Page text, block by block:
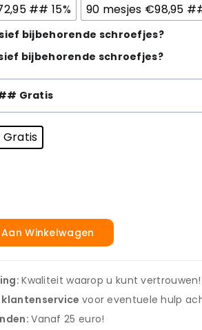
## 15%
90 mesjes €98,95
bijbehorende schroefjes?
bijbehorende schroefjes?
Gratis
Winkelwagen
Kwaliteit waarop u kunt vertrouwen!
voor eventuele hulp
Vanaf 25 euro!